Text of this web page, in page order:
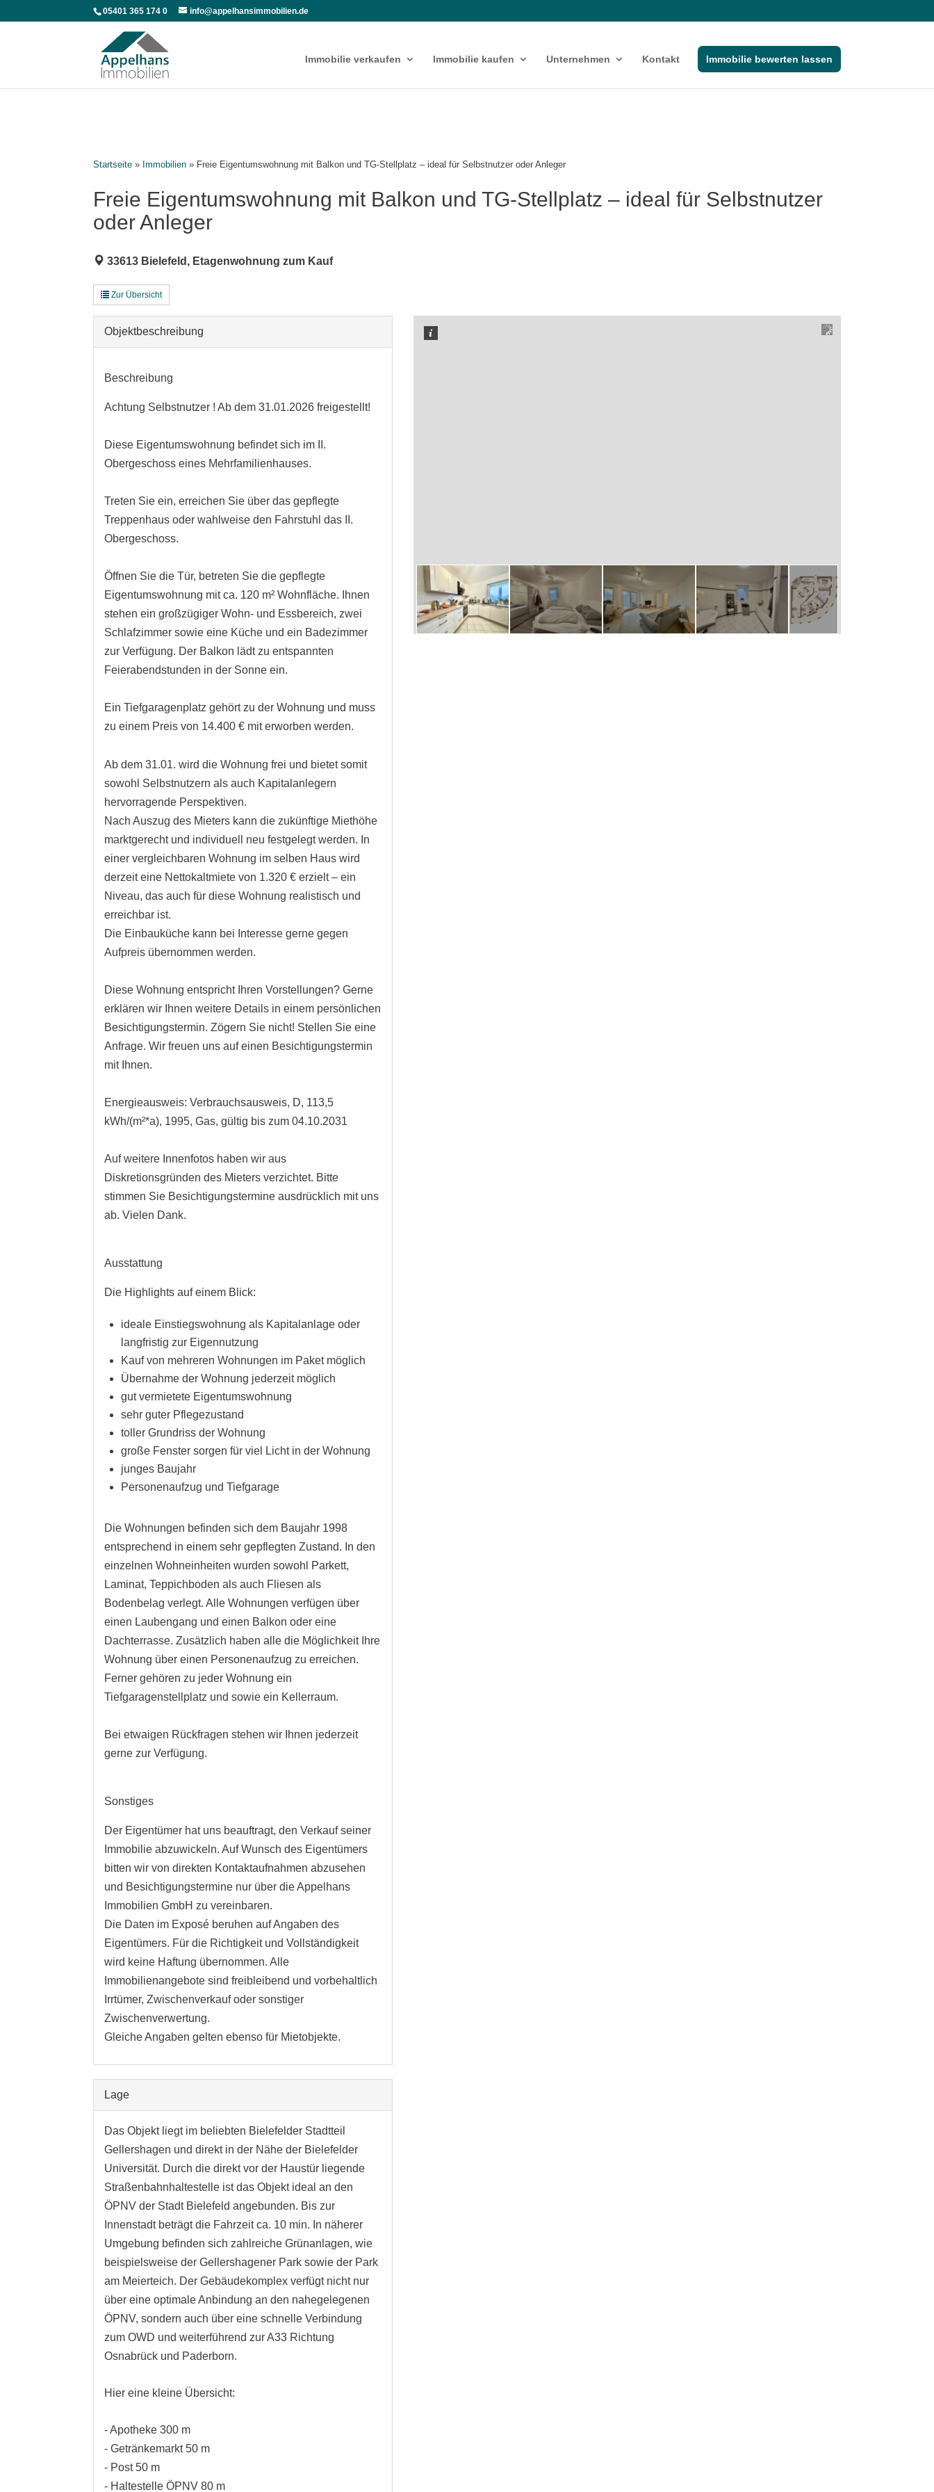
05401 365 174 0 info@appelhansimmobilien.de
Immobilie verkaufen Immobilie kaufen Unternehmen Kontakt Immobilie bewerten lassen
Startseite » Immobilien » Freie Eigentumswohnung mit Balkon und TG-Stellplatz – ideal für Selbstnutzer oder Anleger
Freie Eigentumswohnung mit Balkon und TG-Stellplatz – ideal für Selbstnutzer
oder Anleger
33613 Bielefeld, Etagenwohnung zum Kauf
Zur Übersicht
Objekt­beschreibung
Beschreibung
Achtung Selbstnutzer ! Ab dem 31.01.2026 freigestellt!
Diese Eigentumswohnung befindet sich im II.
Obergeschoss eines Mehrfamilienhauses.
Treten Sie ein, erreichen Sie über das gepflegte
Treppenhaus oder wahlweise den Fahrstuhl das II.
Obergeschoss.
Öffnen Sie die Tür, betreten Sie die gepflegte
Eigentumswohnung mit ca. 120 m² Wohnfläche. Ihnen
stehen ein großzügiger Wohn- und Essbereich, zwei
Schlafzimmer sowie eine Küche und ein Badezimmer
zur Verfügung. Der Balkon lädt zu entspannten
Feierabendstunden in der Sonne ein.
Ein Tiefgaragenplatz gehört zu der Wohnung und muss
zu einem Preis von 14.400 € mit erworben werden.
Ab dem 31.01. wird die Wohnung frei und bietet somit
sowohl Selbstnutzern als auch Kapitalanlegern
hervorragende Perspektiven.
Nach Auszug des Mieters kann die zukünftige Miethöhe
marktgerecht und individuell neu festgelegt werden. In
einer vergleichbaren Wohnung im selben Haus wird
derzeit eine Nettokaltmiete von 1.320 € erzielt – ein
Niveau, das auch für diese Wohnung realistisch und
erreichbar ist.
Die Einbauküche kann bei Interesse gerne gegen
Aufpreis übernommen werden.
Diese Wohnung entspricht Ihren Vorstellungen? Gerne
erklären wir Ihnen weitere Details in einem persönlichen
Besichtigungstermin. Zögern Sie nicht! Stellen Sie eine
Anfrage. Wir freuen uns auf einen Besichtigungstermin
mit Ihnen.
Energieausweis: Verbrauchsausweis, D, 113,5
kWh/(m²*a), 1995, Gas, gültig bis zum 04.10.2031
Auf weitere Innenfotos haben wir aus
Diskretionsgründen des Mieters verzichtet. Bitte
stimmen Sie Besichtigungstermine ausdrücklich mit uns
ab. Vielen Dank.
Ausstattung
Die Highlights auf einem Blick:
ideale Einstiegswohnung als Kapitalanlage oder
langfristig zur Eigennutzung
Kauf von mehreren Wohnungen im Paket möglich
Übernahme der Wohnung jederzeit möglich
gut vermietete Eigentumswohnung
sehr guter Pflegezustand
toller Grundriss der Wohnung
große Fenster sorgen für viel Licht in der Wohnung
junges Baujahr
Personenaufzug und Tiefgarage
Die Wohnungen befinden sich dem Baujahr 1998
entsprechend in einem sehr gepflegten Zustand. In den
einzelnen Wohneinheiten wurden sowohl Parkett,
Laminat, Teppichboden als auch Fliesen als
Bodenbelag verlegt. Alle Wohnungen verfügen über
einen Laubengang und einen Balkon oder eine
Dachterrasse. Zusätzlich haben alle die Möglichkeit Ihre
Wohnung über einen Personenaufzug zu erreichen.
Ferner gehören zu jeder Wohnung ein
Tiefgaragenstellplatz und sowie ein Kellerraum.
Bei etwaigen Rückfragen stehen wir Ihnen jederzeit
gerne zur Verfügung.
Sonstiges
Der Eigentümer hat uns beauftragt, den Verkauf seiner
Immobilie abzuwickeln. Auf Wunsch des Eigentümers
bitten wir von direkten Kontaktaufnahmen abzusehen
und Besichtigungstermine nur über die Appelhans
Immobilien GmbH zu vereinbaren.
Die Daten im Exposé beruhen auf Angaben des
Eigentümers. Für die Richtigkeit und Vollständigkeit
wird keine Haftung übernommen. Alle
Immobilienangebote sind freibleibend und vorbehaltlich
Irrtümer, Zwischenverkauf oder sonstiger
Zwischenverwertung.
Gleiche Angaben gelten ebenso für Mietobjekte.
Lage
Das Objekt liegt im beliebten Bielefelder Stadtteil
Gellershagen und direkt in der Nähe der Bielefelder
Universität. Durch die direkt vor der Haustür liegende
Straßenbahnhaltestelle ist das Objekt ideal an den
ÖPNV der Stadt Bielefeld angebunden. Bis zur
Innenstadt beträgt die Fahrzeit ca. 10 min. In näherer
Umgebung befinden sich zahlreiche Grünanlagen, wie
beispielsweise der Gellershagener Park sowie der Park
am Meierteich. Der Gebäudekomplex verfügt nicht nur
über eine optimale Anbindung an den nahegelegenen
ÖPNV, sondern auch über eine schnelle Verbindung
zum OWD und weiterführend zur A33 Richtung
Osnabrück und Paderborn.
Hier eine kleine Übersicht:
- Apotheke 300 m
- Getränkemarkt 50 m
- Post 50 m
- Haltestelle ÖPNV 80 m